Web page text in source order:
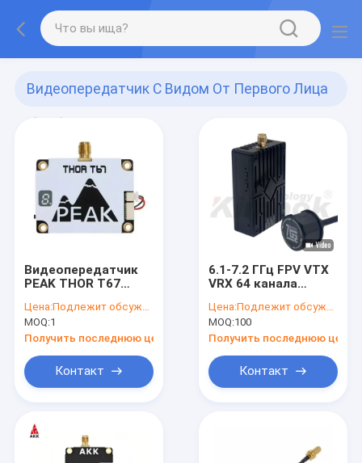
Видеопередатчик С Видом От Первого Лица
Видеопередатчик
PEAK THOR T67
канала 6-7G FPV
VTX
Цена:Подлежит обсуждению
MOQ:1
Получить последнюю цену
Контакт
6.1-7.2 ГГц FPV VTX
VRX 64 канала
Сделан
видеопередатчик и
приемник
Цена:Подлежит обсуждению
MOQ:100
Получить последнюю цену
Контакт